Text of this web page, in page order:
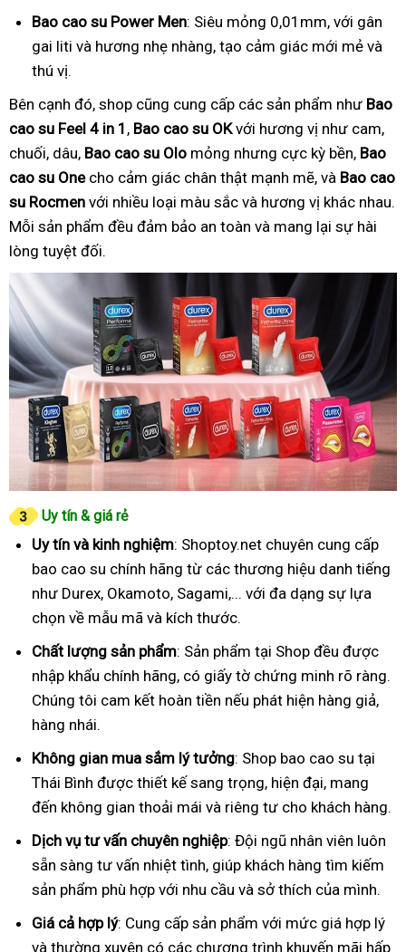
Bao cao su Power Men: Siêu mỏng 0,01mm, với gân
gai liti và hương nhẹ nhàng, tạo cảm giác mới mẻ và
thú vị.
Bên cạnh đó, shop cũng cung cấp các sản phẩm như Bao
cao su Feel 4 in 1 , Bao cao su OKvới hương vị như cam,
chuối, dâu, Bao cao su Olo mỏng nhưng cực kỳ bền, Bao
cao su Onecho cảm giác chân thật mạnh mẽ, và Bao cao
su Rocmen với nhiều loại màu sắc và hương vị khác nhau.
Mỗi sản phẩm đều đảm bảo an toàn và mang lại sự hài
lòng tuyệt đối.
Uy tín & giá rẻ
Uy tín và kinh nghiệm: Shoptoy.net chuyên cung cấp
bao cao su chính hãng từ các thương hiệu danh tiếng
như Durex, Okamoto, Sagami,... với đa dạng sự lựa
chọn về mẫu mã và kích thước.
Chất lượng sản phẩm: Sản phẩm tại Shop đều được
nhập khẩu chính hãng, có giấy tờ chứng minh rõ ràng.
Chúng tôi cam kết hoàn tiền nếu phát hiện hàng giả,
hàng nhái.
Không gian mua sắm lý tưởng: Shop bao cao su tại
Thái Bình được thiết kế sang trọng, hiện đại, mang
đến không gian thoải mái và riêng tư cho khách hàng.
Dịch vụ tư vấn chuyên nghiệp: Đội ngũ nhân viên luôn
sẵn sàng tư vấn nhiệt tình, giúp khách hàng tìm kiếm
sản phẩm phù hợp với nhu cầu và sở thích của mình.
Giá cả hợp lý: Cung cấp sản phẩm với mức giá hợp lý
và thường xuyên có các chương trình khuyến mãi hấp